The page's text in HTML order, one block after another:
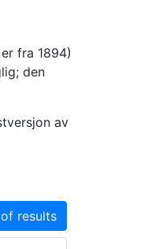
fra 1894)
den
av
results